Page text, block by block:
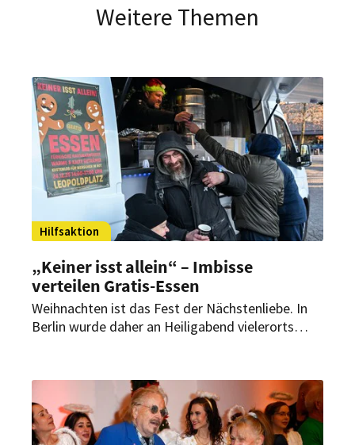
Weitere Themen
Hilfsaktion
„Keiner isst allein“ – Imbisse
verteilen Gratis-Essen
Weihnachten ist das Fest der Nächstenliebe. In
Berlin wurde daher an Heiligabend vielerorts